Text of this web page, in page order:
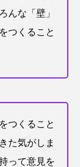
んな「壁」
つくること
つくること
た気がしま
って意見を